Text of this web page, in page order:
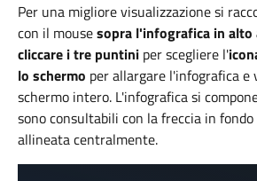
Per una migliore visualizzazione si
con il mousesopra l'infografica in alto
cliccare i tre puntini per scegliere l'
lo schermo per allargare l'infografica e
schermo intero. L'infografica si
sono consultabili con la freccia in
allineata centralmente.